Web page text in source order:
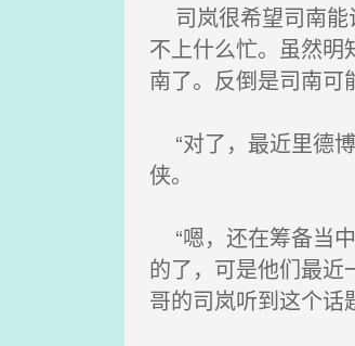
司岚很希望司南能
不上什么忙。虽然明
南了。反倒是司南可
“对了，最近里德
侠。
“嗯，还在筹备当
的了，可是他们最近
哥的司岚听到这个话